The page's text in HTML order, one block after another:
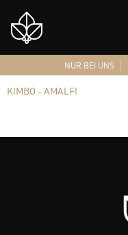
Shop
Logo
NUR BEI UNS
KIMBO - AMALFI